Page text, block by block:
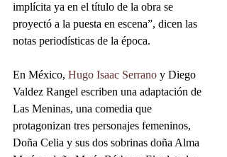
implícita ya en el título de la obra se
proyectó a la puesta en escena”, dicen las
notas periodísticas de la época.
En México, Hugo Isaac Serrano y Diego
Valdez Rangel escriben una adaptación de
Las Meninas, una comedia que
protagonizan tres personajes femeninos,
Doña Celia y sus dos sobrinas doña Alma